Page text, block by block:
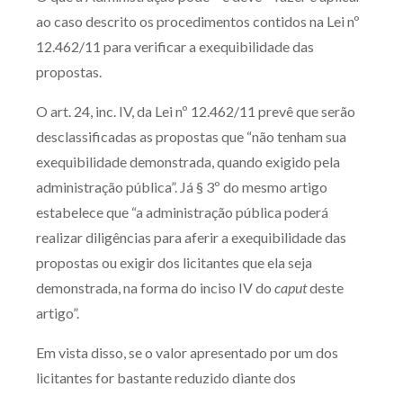
ao caso descrito os procedimentos contidos na Lei nº
12.462/11 para verificar a exequibilidade das
propostas.
O art. 24, inc. IV, da Lei nº 12.462/11 prevê que serão
desclassificadas as propostas que “não tenham sua
exequibilidade demonstrada, quando exigido pela
administração pública”. Já § 3º do mesmo artigo
estabelece que “a administração pública poderá
realizar diligências para aferir a exequibilidade das
propostas ou exigir dos licitantes que ela seja
demonstrada, na forma do inciso IV do caputdeste
artigo”.
Em vista disso, se o valor apresentado por um dos
licitantes for bastante reduzido diante dos